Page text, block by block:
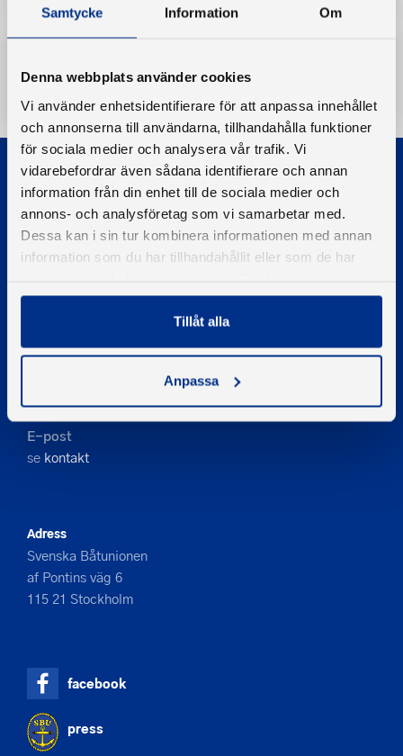
Samtycke Information Om
Denna webbplats använder cookies
Vi använder enhetsidentifierare för att anpassa innehållet
och annonserna till användarna, tillhandahålla funktioner
för sociala medier och analysera vår trafik. Vi
vidarebefordrar även sådana identifierare och annan
information från din enhet till de sociala medier och
annons- och analysföretag som vi samarbetar med.
Dessa kan i sin tur kombinera informationen med annan
information som du har tillhandahållit eller som de har
Tillåt alla
Anpassa
Ladda ner
© 2026 - Svenska Båtunionen
08-545 859 60
E-post
se kontakt
Adress
Svenska Båtunionen
af Pontins väg 6
115 21 Stockholm
facebook
press